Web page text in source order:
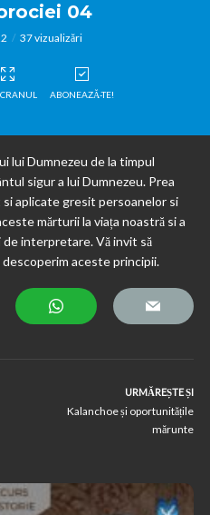
04
37 vizualizări
ABONEAZĂ-TE!
lui Dumnezeu de la timpul
sigur a lui Dumnezeu. Prea
aplicate gresit persoanelor si
mărturii la viața noastră si a
interpretare. Vă invit să
descoperim aceste principii.
URMĂREȘTE ȘI
Kalanchoe și oportunitățile
mărunte